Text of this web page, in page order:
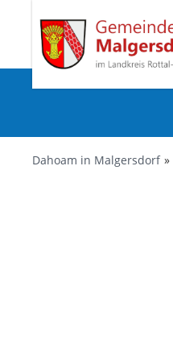
Dahoam in Malgersdorf